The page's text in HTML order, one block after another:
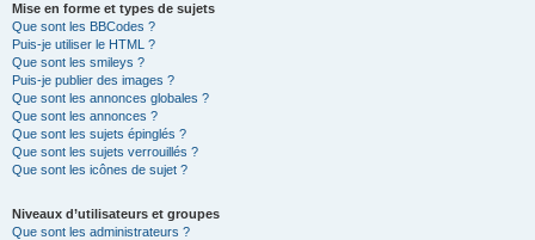
Mise en forme et types de sujets
Que sont les BBCodes ?
Puis-je utiliser le HTML ?
Que sont les smileys ?
Puis-je publier des images ?
Que sont les annonces globales ?
Que sont les annonces ?
Que sont les sujets épinglés ?
Que sont les sujets verrouillés ?
Que sont les icônes de sujet ?
Niveaux d’utilisateurs et groupes
Que sont les administrateurs ?